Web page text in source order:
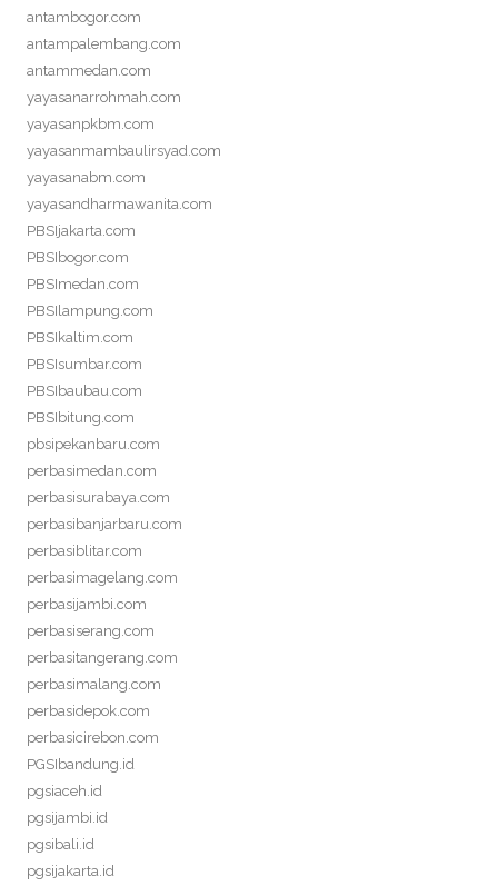
antambogor.com
antampalembang.com
antammedan.com
yayasanarrohmah.com
yayasanpkbm.com
yayasanmambaulirsyad.com
yayasanabm.com
yayasandharmawanita.com
PBSIjakarta.com
PBSIbogor.com
PBSImedan.com
PBSIlampung.com
PBSIkaltim.com
PBSIsumbar.com
PBSIbaubau.com
PBSIbitung.com
pbsipekanbaru.com
perbasimedan.com
perbasisurabaya.com
perbasibanjarbaru.com
perbasiblitar.com
perbasimagelang.com
perbasijambi.com
perbasiserang.com
perbasitangerang.com
perbasimalang.com
perbasidepok.com
perbasicirebon.com
PGSIbandung.id
pgsiaceh.id
pgsijambi.id
pgsibali.id
pgsijakarta.id